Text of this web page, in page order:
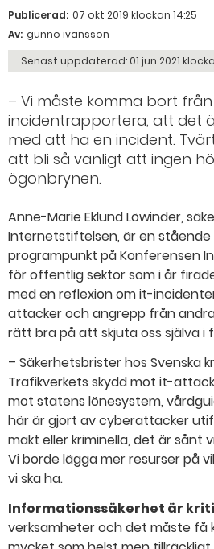
Publicerad: 07 okt 2019 klockan 14:25
Av: gunno ivansson
Senast uppdaterad: 01 jun 2021
– Vi måste komma bort
incidentrapportera, att det
med att ha en incident.
att bli så vanligt att ingen
ögonbrynen.
Anne-Marie Eklund Löwinder,
Internetstiftelsen, är en stående
programpunkt på Konferensen
för offentlig sektor som i år
med en reflexion om it-
attacker och angrepp från
rätt bra på att skjuta oss själva i
– Säkerhetsbrister hos Svenska
Trafikverkets skydd mot it-
mot statens lönesystem,
här är gjort av cyberattacker
makt eller kriminella, det är sånt
Vi borde lägga mer resurser på
vi ska ha.
Informationssäkerhet är
verksamheter och det måste få